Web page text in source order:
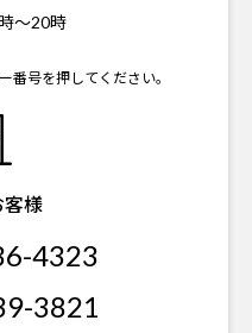
～20時
番号を押してください。
客様
4323
3821